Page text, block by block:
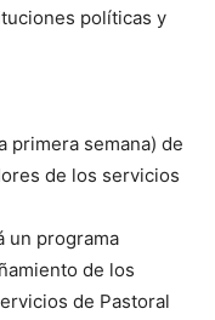
políticas y
primera semana) de
de los servicios
un programa
de los
de Pastoral